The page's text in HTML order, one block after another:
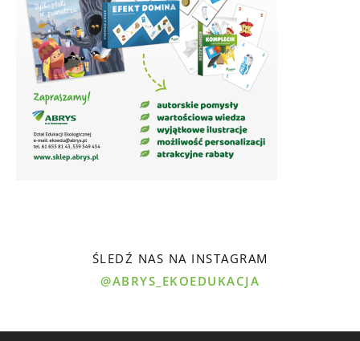
ŚLEDŹ NAS NA INSTAGRAM
@ABRYS_EKOEDUKACJA